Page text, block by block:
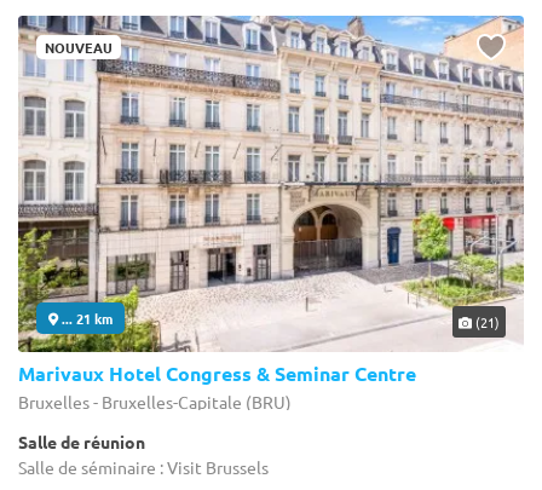
NOUVEAU
... 21 km (21)
Marivaux Hotel Congress & Seminar Centre
Bruxelles - Bruxelles-Capitale (BRU)
Salle de réunion
Salle de séminaire : Visit Brussels